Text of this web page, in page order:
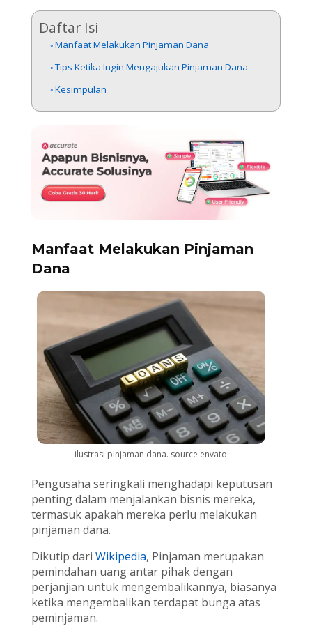
Daftar Isi
Manfaat Melakukan Pinjaman Dana
Tips Ketika Ingin Mengajukan Pinjaman Dana
Kesimpulan
Manfaat Melakukan Pinjaman
Dana
ilustrasi pinjaman dana. source envato
Pengusaha seringkali menghadapi keputusan
penting dalam menjalankan bisnis mereka,
termasuk apakah mereka perlu melakukan
pinjaman dana.
Dikutip dari Wikipedia, Pinjaman merupakan
pemindahan uang antar pihak dengan
perjanjian untuk mengembalikannya, biasanya
ketika mengembalikan terdapat bunga atas
peminjaman.